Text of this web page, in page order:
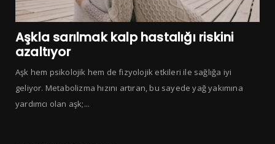
Aşkla sarılmak kalp hastalığı riskini
azaltıyor
Aşk hem psikolojik hem de fizyolojik etkileri ile sağlığa iyi
geliyor. Metabolizma hızını artıran, bu sayede yağ yakımına
yardımcı olan aşk;...